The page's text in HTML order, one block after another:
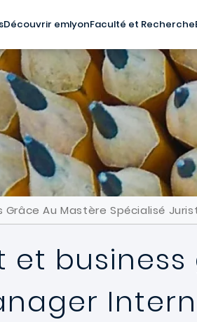
Découvrir emlyonFaculté et Recherche
Grâce Au Mastère Spécialisé
et